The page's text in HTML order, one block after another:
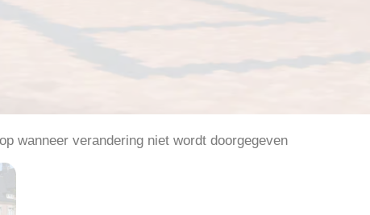
wanneer verandering niet wordt doorgegeven